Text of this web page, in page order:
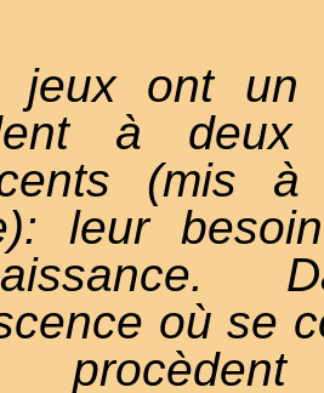
jeux ont
à deux
(mis à
leur
où se